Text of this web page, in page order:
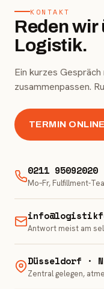
KONTAKT
Reden wir
Logistik.
Ein kurzes
zusammenpassen.
TERMIN
0211 95092020
Mo–Fr, Fulfillment-
Antwort meist am
Düsseldorf ·
Zentral gelegen,